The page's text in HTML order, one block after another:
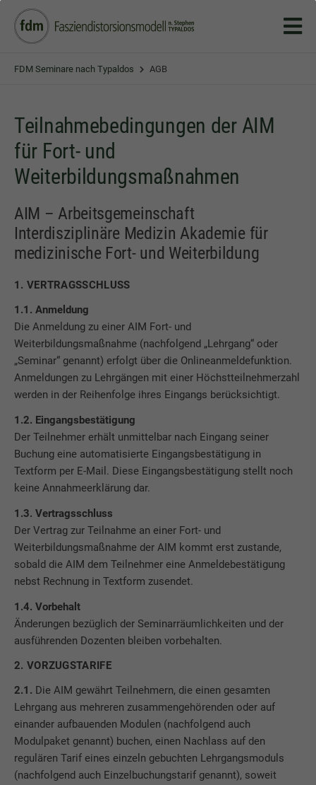
FDM Seminare nach Typaldos AGB
Teilnahmebedingungen der AIM
für Fort- und
Weiterbildungsmaßnahmen
AIM – Arbeitsgemeinschaft
Interdisziplinäre Medizin Akademie für
medizinische Fort- und Weiterbildung
1. VERTRAGSSCHLUSS
1.1. Anmeldung
Die Anmeldung zu einer AIM Fort- und
Weiterbildungsmaßnahme (nachfolgend „Lehrgang“ oder
„Seminar“ genannt) erfolgt über die Onlineanmeldefunktion.
Anmeldungen zu Lehrgängen mit einer Höchstteilnehmerzahl
werden in der Reihenfolge ihres Eingangs berücksichtigt.
1.2. Eingangsbestätigung
Der Teilnehmer erhält unmittelbar nach Eingang seiner
Buchung eine automatisierte Eingangsbestätigung in
Textform per E-Mail. Diese Eingangsbestätigung stellt noch
keine Annahmeerklärung dar.
1.3. Vertragsschluss
Der Vertrag zur Teilnahme an einer Fort- und
Weiterbildungsmaßnahme der AIM kommt erst zustande,
sobald die AIM dem Teilnehmer eine Anmeldebestätigung
nebst Rechnung in Textform zusendet.
1.4. Vorbehalt
Änderungen bezüglich der Seminarräumlichkeiten und der
ausführenden Dozenten bleiben vorbehalten.
2. VORZUGSTARIFE
2.1. Die AIM gewährt Teilnehmern, die einen gesamten
Lehrgang aus mehreren zusammengehörenden oder auf
einander aufbauenden Modulen (nachfolgend auch
Modulpaket genannt) buchen, einen Nachlass auf den
regulären Tarif eines einzeln gebuchten Lehrgangsmoduls
(nachfolgend auch Einzelbuchungstarif genannt), soweit